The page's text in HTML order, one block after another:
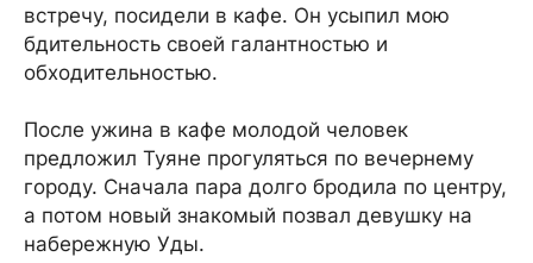
встречу, посидели в кафе. Он усыпил мою
бдительность своей галантностью и
обходительностью.
После ужина в кафе молодой человек
предложил Туяне прогуляться по вечернему
городу. Сначала пара долго бродила по центру,
а потом новый знакомый позвал девушку на
набережную Уды.